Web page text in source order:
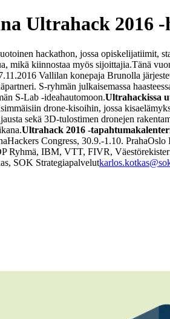
Ultrahack 2016 -
hackathon, jossa opiskelijatiimit,
mikä kiinnostaa myös sijoittajia.Tänä
Vallilan konepaja Brunolla
S-ryhmän julkaisemassa
S-Lab -ideahautomoon.Ultrahackissa
drone-kisoihin, jossa
sekä 3D-tulostimen dronejen
Ultrahack 2016 -
Hackers Congress, 30.9.-1.10. PrahaOslo
Ryhmä, IBM, VTT, FIVR,
SOK Strategiapalvelut